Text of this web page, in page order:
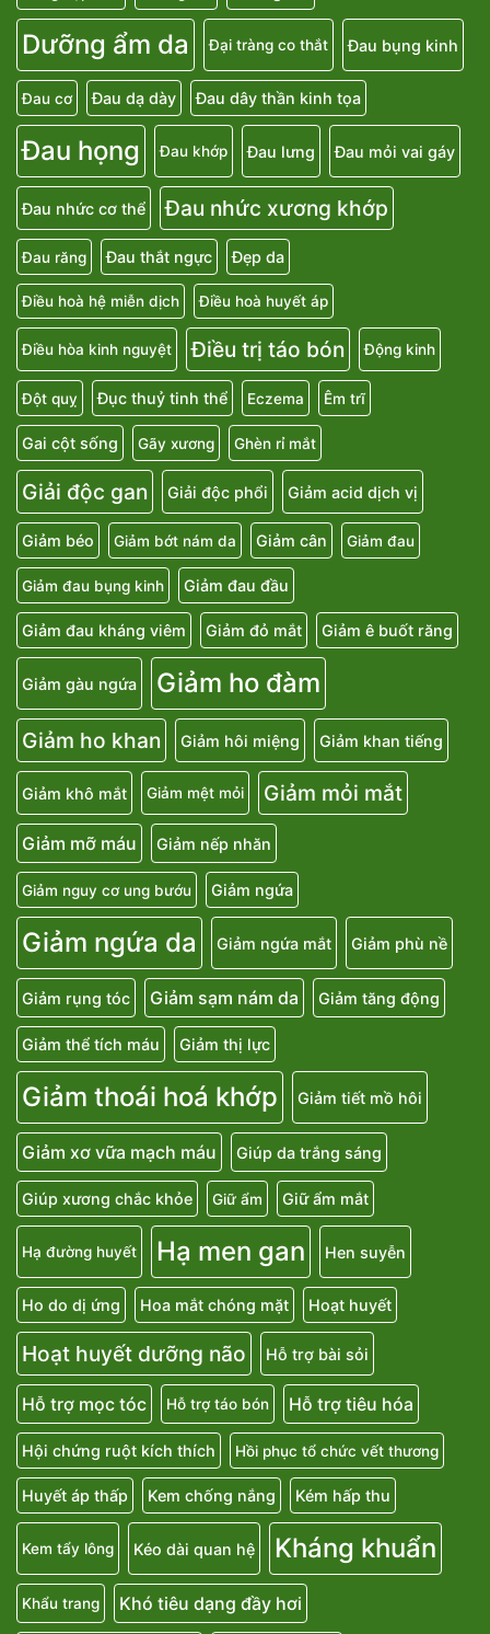
Dưỡng ẩm da Đại tràng co thắt Đau bụng kinh
Đau cơ Đau dạ dày Đau dây thần kinh tọa
Đau họng Đau khớp Đau lưng Đau mỏi vai gáy
Đau nhức cơ thể Đau nhức xương khớp
Đau răng Đau thắt ngực Đẹp da
Điều hoà hệ miễn dịch Điều hoà huyết áp
Điều hòa kinh nguyệt Điều trị táo bón Động kinh
Đột quỵ Đục thuỷ tinh thể Eczema Êm trĩ
Gai cột sống Gãy xương Ghèn rỉ mắt
Giải độc gan Giải độc phổi Giảm acid dịch vị
Giảm béo Giảm bớt nám da Giảm cân Giảm đau
Giảm đau bụng kinh Giảm đau đầu
Giảm đau kháng viêm Giảm đỏ mắt Giảm ê buốt răng
Giảm gàu ngứa Giảm ho đàm
Giảm ho khan Giảm hôi miệng Giảm khan tiếng
Giảm khô mắt Giảm mệt mỏi Giảm mỏi mắt
Giảm mỡ máu Giảm nếp nhăn
Giảm nguy cơ ung bướu Giảm ngứa
Giảm ngứa da Giảm ngứa mắt Giảm phù nề
Giảm rụng tóc Giảm sạm nám da Giảm tăng động
Giảm thể tích máu Giảm thị lực
Giảm thoái hoá khớp Giảm tiết mồ hôi
Giảm xơ vữa mạch máu Giúp da trắng sáng
Giúp xương chắc khỏe Giữ ẩm Giữ ẩm mắt
Hạ đường huyết Hạ men gan Hen suyễn
Ho do dị ứng Hoa mắt chóng mặt Hoạt huyết
Hoạt huyết dưỡng não Hỗ trợ bài sỏi
Hỗ trợ mọc tóc Hỗ trợ táo bón Hỗ trợ tiêu hóa
Hội chứng ruột kích thích Hồi phục tổ chức vết thương
Huyết áp thấp Kem chống nắng Kém hấp thu
Kem tẩy lông Kéo dài quan hệ Kháng khuẩn
Khẩu trang Khó tiêu dạng đầy hơi